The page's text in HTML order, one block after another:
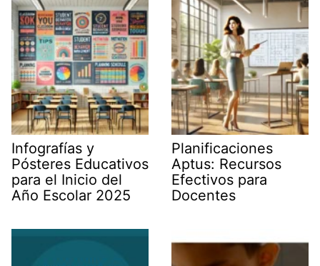
Infografías y
Pósteres Educativos
para el Inicio del
Año Escolar 2025
Planificaciones
Aptus: Recursos
Efectivos para
Docentes